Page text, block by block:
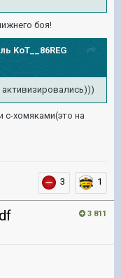
боя!
KoT__86REG
с-хомяками(это на
3 1
3 811